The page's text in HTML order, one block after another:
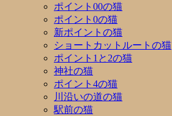
ポイント00の猫
ポイント0の猫
新ポイントの猫
ショートカットルートの猫
ポイント1と2の猫
神社の猫
ポイント4の猫
川沿いの道の猫
駅前の猫